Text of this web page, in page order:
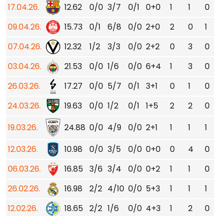
17.04.26. 12.62 0/0 3/7 0/1 0+0 1 1
0
09.04.26.
15.73 0/1 6/8 0/0 2+0 2 0
1
07.04.26.
12.32 1/2 3/3 0/0 2+2 0 3
0
03.04.26.
21.53 0/0 1/6 0/0 6+4 1 3
0
26.03.26.
17.27 0/0 5/7 0/1 3+1 0 1
0
24.03.26.
19.63 0/0 1/2 0/1 1+5 2 2
0
19.03.26.
24.88 0/0 4/9 0/0 2+1 1 1
1
12.03.26.
10.98 0/0 3/5 0/0 0+0 0 4
0
06.03.26.
16.85 3/6 3/4 0/0 0+2 1 1
0
26.02.26.
16.98 2/2 4/10 0/0 5+3 1 1
1
12.02.26.
18.65 2/2 1/6 0/0 4+3 1 2
0